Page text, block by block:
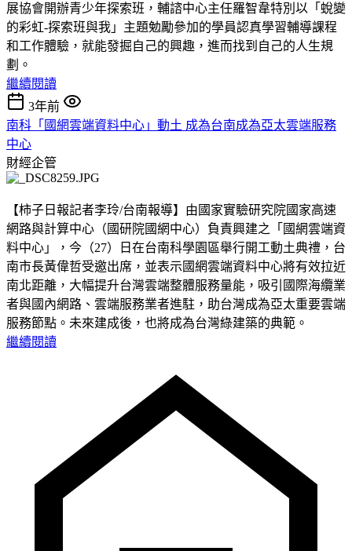
展協會開辦青少年探索班，輔諮中心主任羅智韋特別以「蛻變
的彩虹-探索班與我」主題勉勵參加的學員認真學習輔導課程
和工作體驗，就能發掘自己的興趣，進而找到自己的人生規
劃。
繼續閱讀
3年前
南科「國網雲端資料中心」動土 成為台南成為亞太雲端服務
中心
財經企管
【柿子日報記者李玲/台南報導】由國家實驗研究院國家高速
網路與計算中心（國研院國網中心）負責興建之「國網雲端資
料中心」，今（27）日在台南科學園區舉行開工動土典禮，台
南市長黃偉哲受邀出席，並表示國網雲端資料中心將有效拉近
南北距離，大幅提升台灣雲端整體服務量能，吸引國際海纜業
者與國內網路、雲端服務業者進駐，助台灣成為亞太重要雲端
服務節點。未來建成後，也將成為台灣綠建築的典範。
繼續閱讀